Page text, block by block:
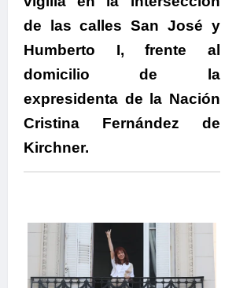
de las calles San José y
Humberto I, frente al
domicilio de la
expresidenta de la Nación
Cristina Fernández de
Kirchner.